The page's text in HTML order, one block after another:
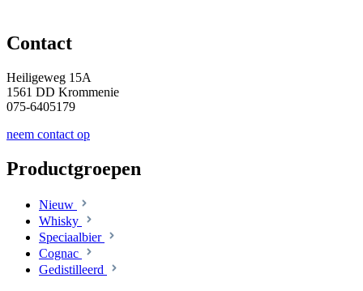
Contact
Heiligeweg 15A
1561 DD Krommenie
075-6405179
neem contact op
Productgroepen
Nieuw
Whisky
Speciaalbier
Cognac
Gedistilleerd